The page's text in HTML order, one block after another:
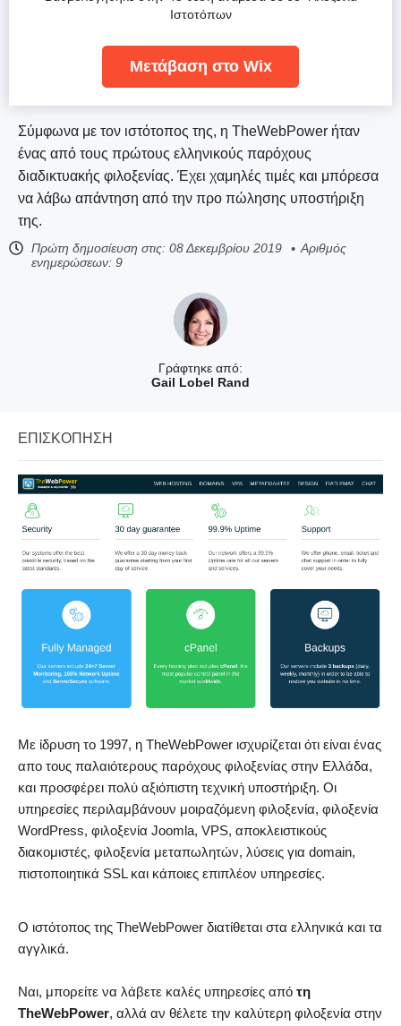
Γράφτηκε από:
Gail Lobel Rand
Σύμφωνα με τον ιστότοπος της, η TheWebPower ήταν
ένας από τους πρώτους ελληνικούς παρόχους
διαδικτυακής φιλοξενίας. Έχει χαμηλές τιμές και μπόρεσα
να λάβω απάντηση από την προ πώλησης υποστήριξη
της.
Πρώτη δημοσίευση στις: 08 Δεκεμβρίου 2019
Αριθμός
ενημερώσεων: 9
Ιστοτόπων
Μετάβαση στο Wix
ΕΠΙΣΚΌΠΗΣΗ
Με ίδρυση το 1997, η TheWebPower ισχυρίζεται ότι είναι ένας
απο τους παλαιότερους παρόχους φιλοξενίας στην Ελλάδα,
και προσφέρει πολύ αξιόπιστη τεχνική υποστήριξη. Οι
υπηρεσίες περιλαμβάνουν μοιραζόμενη φιλοξενία, φιλοξενία
WordPress, φιλοξενία Joomla, VPS, αποκλειστικούς
διακομιστές, φιλοξενία μεταπωλητών, λύσεις για domain,
πιστοποιητικά SSL και κάποιες επιπλέον υπηρεσίες.
Ο ιστότοπος της TheWebPower διατίθεται στα ελληνικά και τα
αγγλικά.
Ναι, μπορείτε να λάβετε καλές υπηρεσίες από τη
TheWebPower, αλλά αν θέλετε την καλύτερη φιλοξενία στην